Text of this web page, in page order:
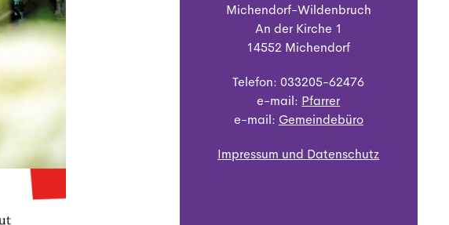
Michendorf-Wildenbruch
An der Kirche 1
14552 Michendorf
Telefon: 033205-62476
e-mail: Pfarrer
e-mail: Gemeindebüro
Impressum und Datenschutz